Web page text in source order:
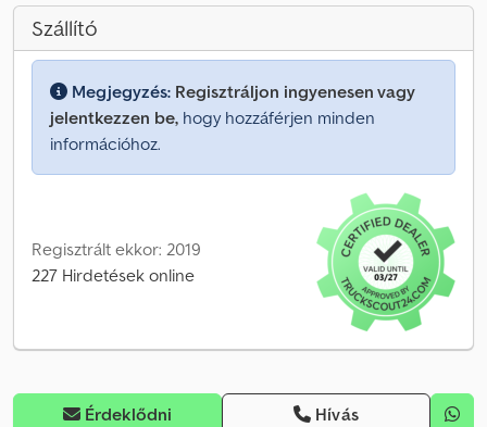
Szállító
Megjegyzés: Regisztráljon ingyenesen vagy
jelentkezzen be, hogy hozzáférjen minden
információhoz.
Regisztrált ekkor: 2019
227 Hirdetések online
Érdeklődni Hívás